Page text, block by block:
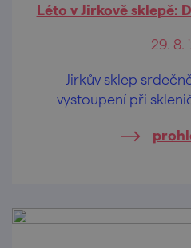
Léto v Jirkově sklepě:
29. 8.
Jirkův sklep
vystoupení při